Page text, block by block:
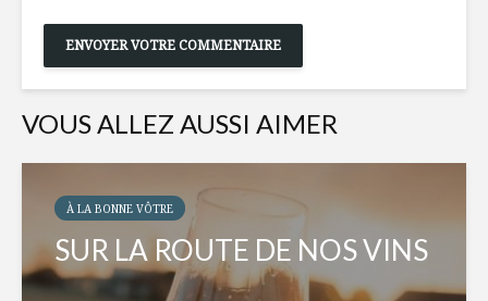
VOUS ALLEZ AUSSI AIMER
À LA BONNE VÔTRE
SUR LA ROUTE DE NOS VINS